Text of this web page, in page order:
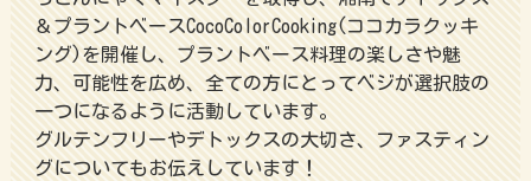
＆プラントベースCocoColorCooking(ココカラクッキ
ング)を開催し、プラントベース料理の楽しさや魅
力、可能性を広め、全ての方にとってベジが選択肢の
一つになるように活動しています。
グルテンフリーやデトックスの大切さ、ファスティン
グについてもお伝えしています！